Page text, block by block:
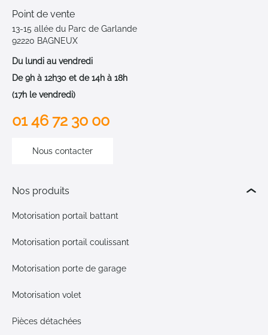
Point de vente
13-15 allée du Parc de Garlande
92220 BAGNEUX
Du lundi au vendredi
De 9h à 12h30 et de 14h à 18h
(17h le vendredi)
01 46 72 30 00
Nous contacter
Nos produits
Motorisation portail battant
Motorisation portail coulissant
Motorisation porte de garage
Motorisation volet
Pièces détachées